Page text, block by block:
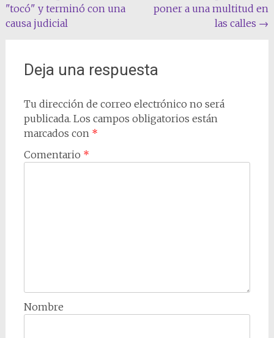
de
entradas
"tocó" y terminó con una
causa judicial
poner a una multitud en
las calles →
Deja una respuesta
Tu dirección de correo electrónico no será
publicada. Los campos obligatorios están
marcados con *
Comentario *
Nombre